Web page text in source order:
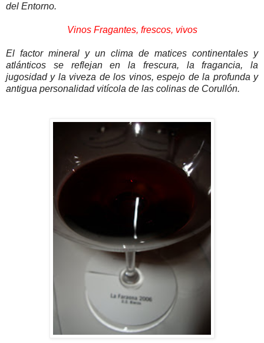
del Entorno.
Vinos Fragantes, frescos, vivos
El factor mineral y un clima de matices continentales y
atlánticos se reflejan en la frescura, la fragancia, la
jugosidad y la viveza de los vinos, espejo de la profunda y
antigua personalidad vitícola de las colinas de Corullón.